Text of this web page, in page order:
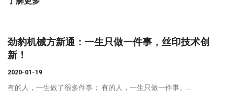
劲豹机械方新通：一生只做一件事，丝印技术创
新！
2020-01-19
有的人，一生做了很多件事； 有的人，一生只做一件事。...